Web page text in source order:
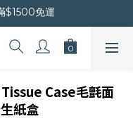
現折$30
$1500免運
Tissue Case毛氈面
紙盒